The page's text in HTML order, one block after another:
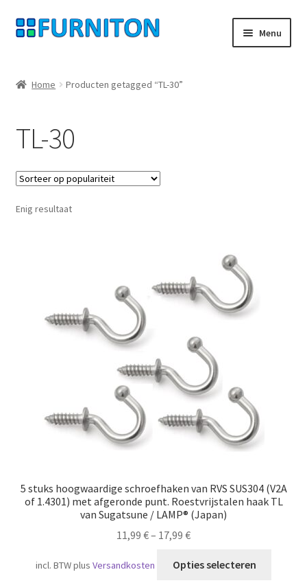
Ga
door
navigatie
Ga
naar
inhoud
Menu
Gegevensbescherming
Herroepingsrecht
Neem contact op met
Scheepvaart
Home Producten getagged “TL-30”
TL-30
Enig resultaat
5 stuks hoogwaardige schroefhaken van RVS SUS304 (V2A
of 1.4301) met afgeronde punt. Roestvrijstalen haak TL
van Sugatsune / LAMP® (Japan)
11,99 €– 17,99 €
incl. BTWplus Versandkosten Opties selecteren